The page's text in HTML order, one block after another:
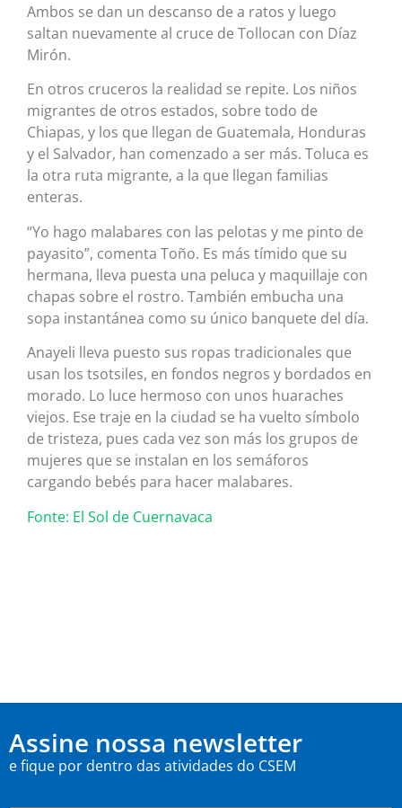
Ambos se dan un descanso de a ratos y luego
saltan nuevamente al cruce de Tollocan con Díaz
Mirón.
En otros cruceros la realidad se repite. Los niños
migrantes de otros estados, sobre todo de
Chiapas, y los que llegan de Guatemala, Honduras
y el Salvador, han comenzado a ser más. Toluca es
la otra ruta migrante, a la que llegan familias
enteras.
“Yo hago malabares con las pelotas y me pinto de
payasito”, comenta Toño. Es más tímido que su
hermana, lleva puesta una peluca y maquillaje con
chapas sobre el rostro. También embucha una
sopa instantánea como su único banquete del día.
Anayeli lleva puesto sus ropas tradicionales que
usan los tsotsiles, en fondos negros y bordados en
morado. Lo luce hermoso con unos huaraches
viejos. Ese traje en la ciudad se ha vuelto símbolo
de tristeza, pues cada vez son más los grupos de
mujeres que se instalan en los semáforos
cargando bebés para hacer malabares.
Fonte: El Sol de Cuernavaca
Assine nossa newsletter
e fique por dentro das atividades do CSEM